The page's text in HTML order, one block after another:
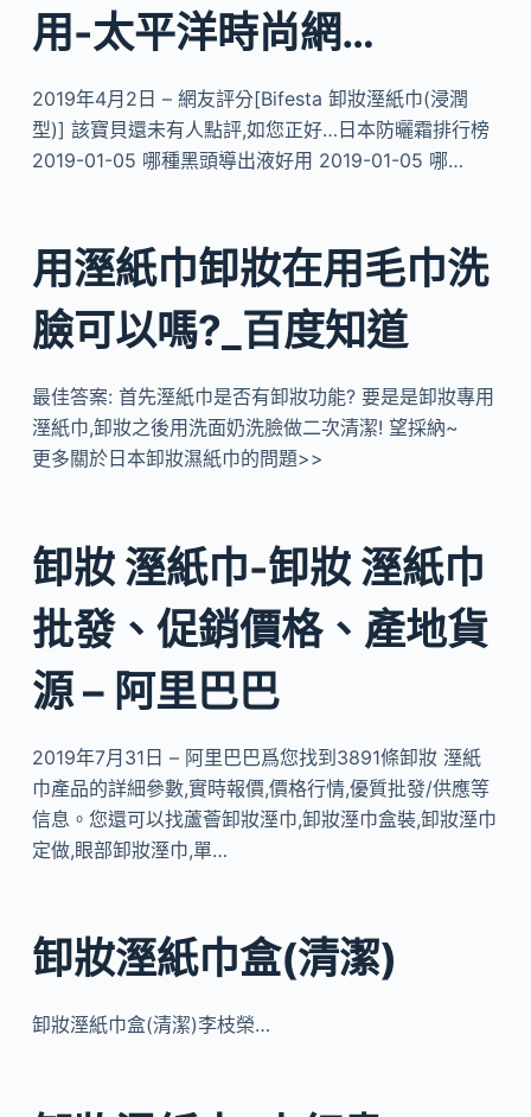
用-太平洋時尚網…
2019年4月2日 – 網友評分[Bifesta 卸妝溼紙巾(浸潤
型)] 該寶貝還未有人點評,如您正好…日本防曬霜排行榜
2019-01-05 哪種黑頭導出液好用 2019-01-05 哪…
用溼紙巾卸妝在用毛巾洗
臉可以嗎?_百度知道
最佳答案: 首先溼紙巾是否有卸妝功能? 要是是卸妝專用
溼紙巾,卸妝之後用洗面奶洗臉做二次清潔! 望採納~
更多關於日本卸妝濕紙巾的問題>>
卸妝 溼紙巾-卸妝 溼紙巾
批發、促銷價格、產地貨
源 – 阿里巴巴
2019年7月31日 – 阿里巴巴爲您找到3891條卸妝 溼紙
巾產品的詳細參數,實時報價,價格行情,優質批發/供應等
信息。您還可以找蘆薈卸妝溼巾,卸妝溼巾盒裝,卸妝溼巾
定做,眼部卸妝溼巾,單…
卸妝溼紙巾盒(清潔)
卸妝溼紙巾盒(清潔)李枝榮…